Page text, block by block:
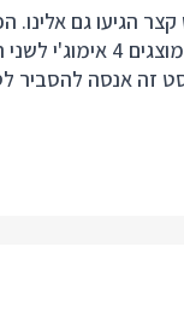
קצר הגיעו גם
באמצעות הקראת
זה אנסה להסביר